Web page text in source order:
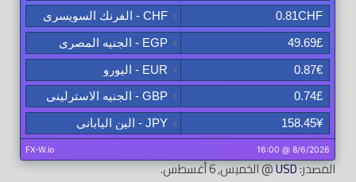
المصدر:USD@ الخميس, 6 أغسطس.